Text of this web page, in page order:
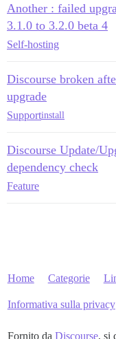
Another : failed
3.1.0 to 3.2.0 beta 4
Self-hosting
Discourse broken
upgrade
Supportinstall
Discourse Update/
dependency check
Feature
Home Categorie
Informativa sulla privacy
Fornito da Discourse, si